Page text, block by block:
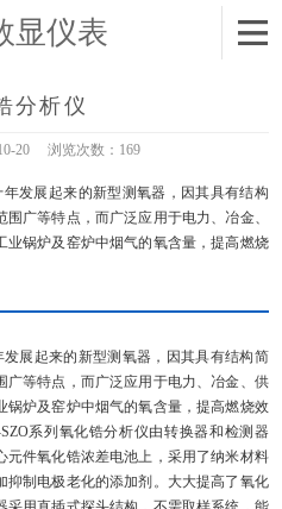
显仪表
分析仪
20 浏览次数： 169
发展起来的新型测氧器，因其具有结构
广等特点，而广泛应用于电力、冶金、
锅炉及窑炉中烟气的氧含量，提高燃烧
展起来的新型测氧器，因其具有结构简
等特点，而广泛应用于电力、冶金、供
炉及窑炉中烟气的氧含量，提高燃烧效
系列氧化锆分析仪由转换器和检测器
元件氧化锆浓差电池上，采用了纳米材料
制电极老化的添加剂。大大提高了氧化